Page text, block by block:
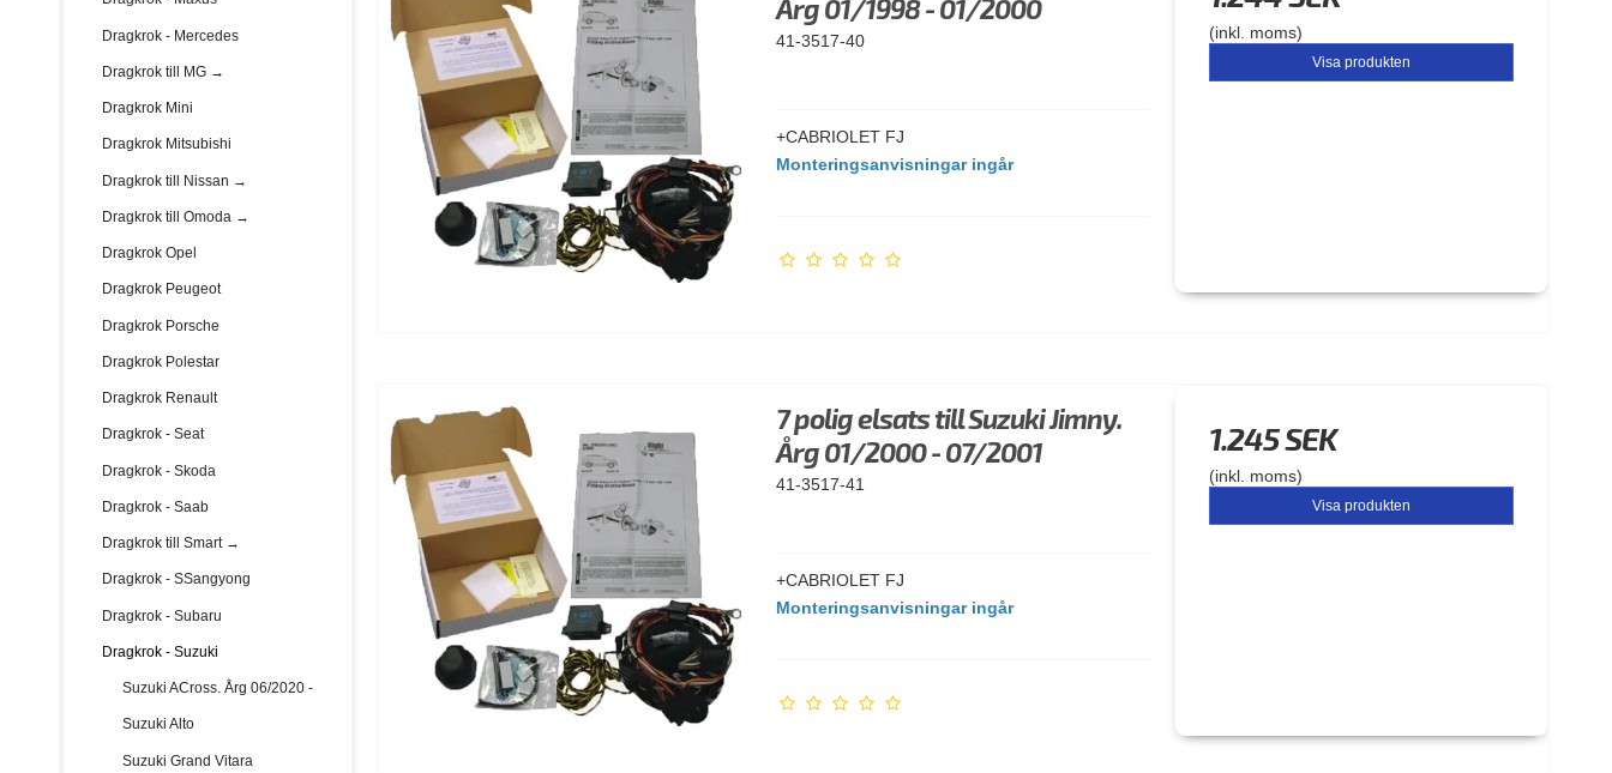
Dragkrok - Mercedes
Dragkrok till MG →
Dragkrok Mini
Dragkrok Mitsubishi
Dragkrok till Nissan →
Dragkrok till Omoda →
Dragkrok Opel
Dragkrok Peugeot
Dragkrok Porsche
Dragkrok Polestar
Dragkrok Renault
Dragkrok - Seat
Dragkrok - Skoda
Dragkrok - Saab
Dragkrok till Smart →
Dragkrok - SSangyong
Dragkrok - Subaru
Dragkrok - Suzuki
Suzuki ACross. Årg 06/2020 -
Suzuki Alto
Suzuki Grand Vitara
Årg 01/1998 - 01/2000
41-3517-40
+CABRIOLET FJ
Monteringsanvisningar ingår
(inkl. moms)
Visa produkten
7 polig elsats till Suzuki Jimny.
Årg 01/2000 - 07/2001
41-3517-41
+CABRIOLET FJ
Monteringsanvisningar ingår
1.245 SEK
(inkl. moms)
Visa produkten